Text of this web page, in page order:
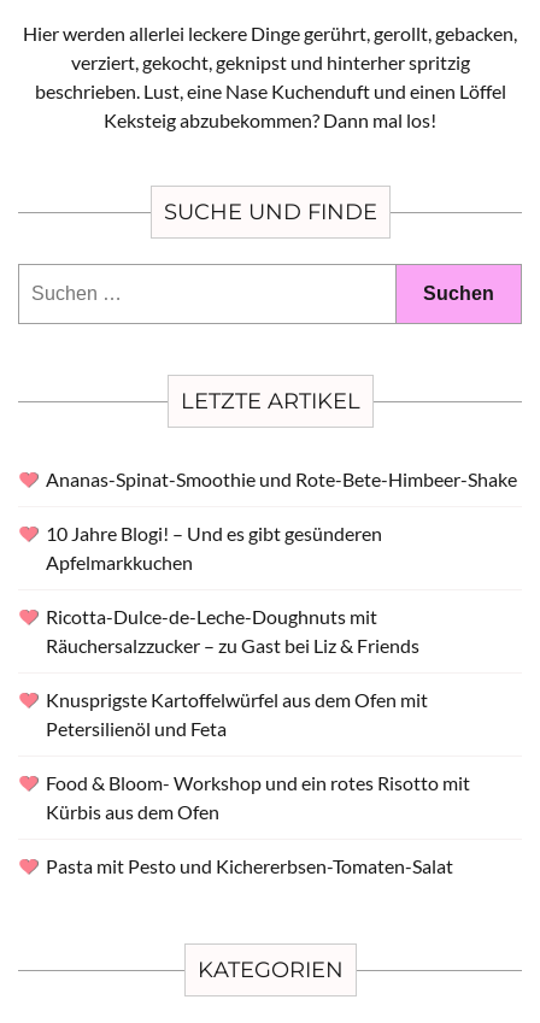
Hier werden allerlei leckere Dinge gerührt, gerollt, gebacken,
verziert, gekocht, geknipst und hinterher spritzig
beschrieben. Lust, eine Nase Kuchenduft und einen Löffel
Keksteig abzubekommen? Dann mal los!
SUCHE UND FINDE
LETZTE ARTIKEL
Ananas-Spinat-Smoothie und Rote-Bete-Himbeer-Shake
10 Jahre Blogi! – Und es gibt gesünderen
Apfelmarkkuchen
Ricotta-Dulce-de-Leche-Doughnuts mit
Räuchersalzzucker – zu Gast bei Liz & Friends
Knusprigste Kartoffelwürfel aus dem Ofen mit
Petersilienöl und Feta
Food & Bloom- Workshop und ein rotes Risotto mit
Kürbis aus dem Ofen
Pasta mit Pesto und Kichererbsen-Tomaten-Salat
KATEGORIEN